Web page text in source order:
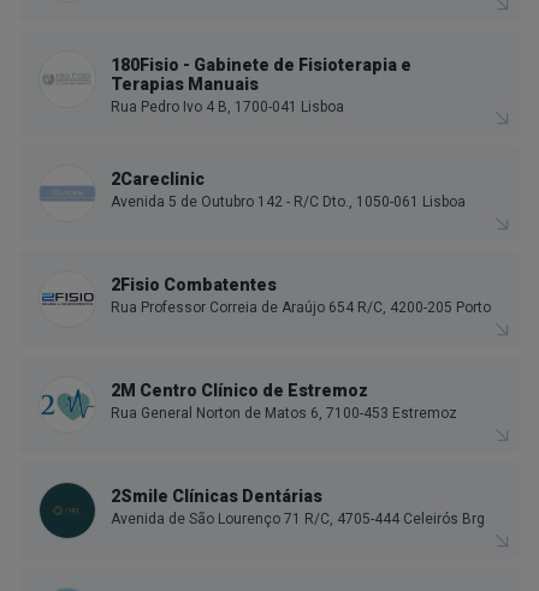
180Fisio - Gabinete de Fisioterapia e
Terapias Manuais
Rua Pedro Ivo 4 B, 1700-041 Lisboa
2Careclinic
Avenida 5 de Outubro 142 - R/C Dto., 1050-061 Lisboa
2Fisio Combatentes
Rua Professor Correia de Araújo 654 R/C, 4200-205 Porto
2M Centro Clínico de Estremoz
Rua General Norton de Matos 6, 7100-453 Estremoz
2Smile Clínicas Dentárias
Avenida de São Lourenço 71 R/C, 4705-444 Celeirós Brg